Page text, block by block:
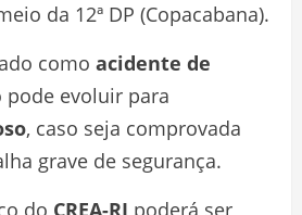
da 12ª DP (Copacabana).
como acidente de
pode evoluir para
, caso seja comprovada
grave de segurança.
do CREA-RJ poderá ser